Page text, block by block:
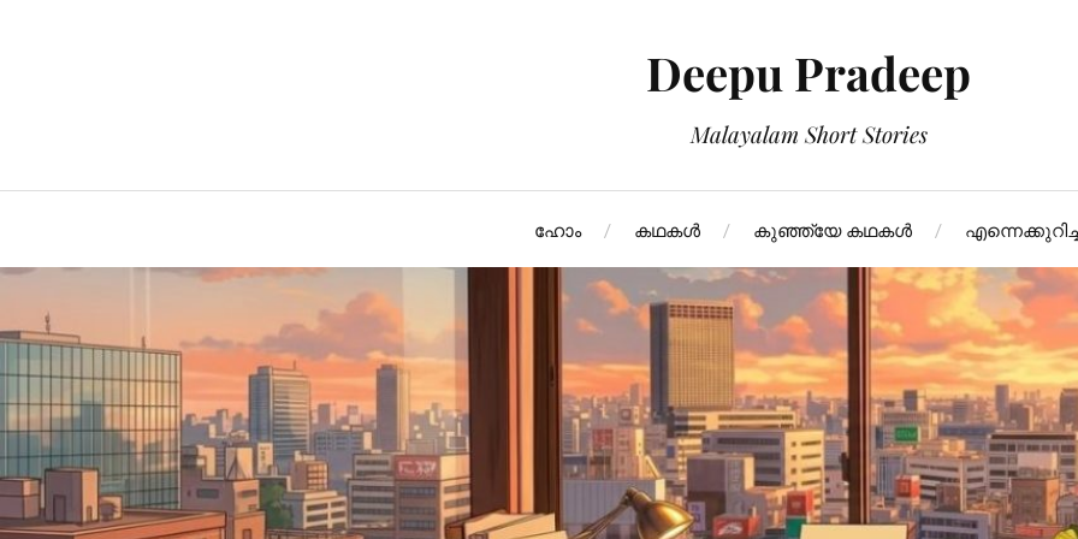
Deepu Pradeep
Malayalam Short Stories
ഹോം കഥകള്‍ കുഞ്ഞ്യേ കഥകള്‍